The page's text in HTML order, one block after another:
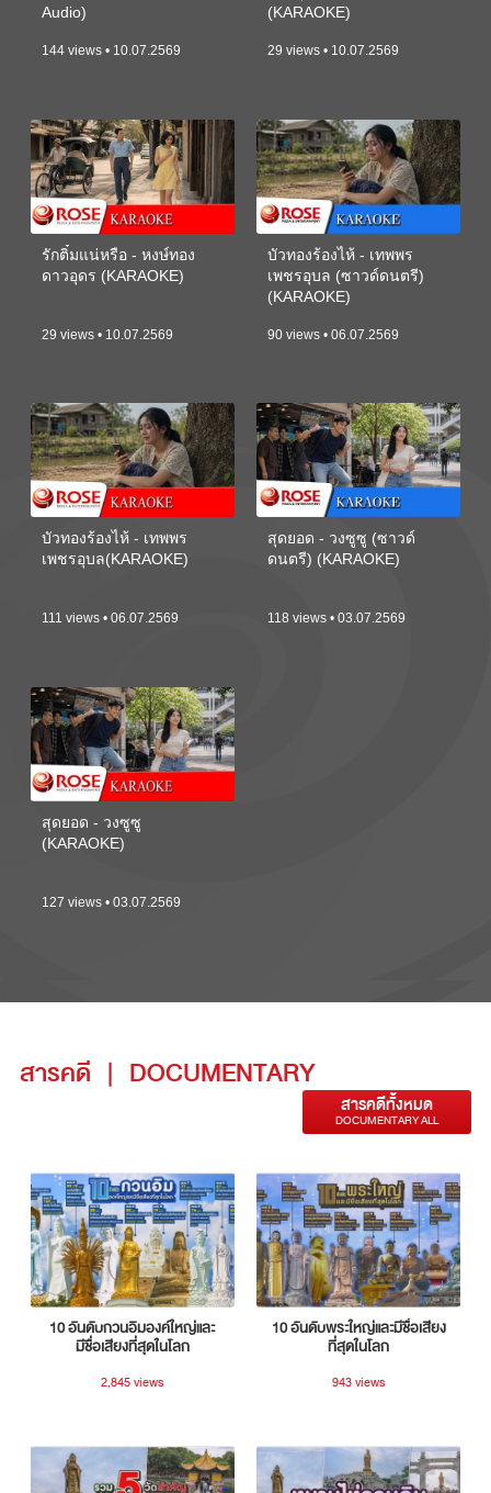
Audio)
144 views • 10.07.2569
(KARAOKE)
29 views • 10.07.2569
รักติ๋มแน่หรือ - หงษ์ทอง
ดาวอุดร (KARAOKE)
29 views • 10.07.2569
บัวทองร้องไห้ - เทพพร
เพชรอุบล (ซาวด์ดนตรี)
(KARAOKE)
90 views • 06.07.2569
บัวทองร้องไห้ - เทพพร
เพชรอุบล(KARAOKE)
111 views • 06.07.2569
สุดยอด - วงซูซู (ซาวด์
ดนตรี) (KARAOKE)
118 views • 03.07.2569
สุดยอด - วงซูซู
(KARAOKE)
127 views • 03.07.2569
สารคดี | DOCUMENTARY
สารคดีทั้งหมด
DOCUMENTARY ALL
10 อันดับกวนอิมองค์ใหญ่และ
มีชื่อเสียงที่สุดในโลก
2,845 views
10 อันดับพระใหญ่และมีชื่อเสียง
ที่สุดในโลก
943 views